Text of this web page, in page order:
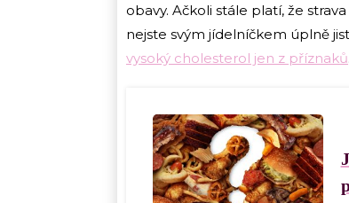
obavy. Ačkoli stále platí, že
nejste svým jídelníčkem úplně
vysoký cholesterol jen z příznaků